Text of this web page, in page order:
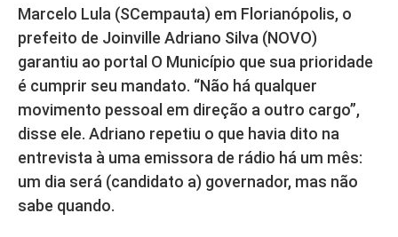
Marcelo Lula (SCempauta) em Florianópolis, o
prefeito de Joinville Adriano Silva (NOVO)
garantiu ao portal O Município que sua prioridade
é cumprir seu mandato. “Não há qualquer
movimento pessoal em direção a outro cargo”,
disse ele. Adriano repetiu o que havia dito na
entrevista à uma emissora de rádio há um mês:
um dia será (candidato a) governador, mas não
sabe quando.